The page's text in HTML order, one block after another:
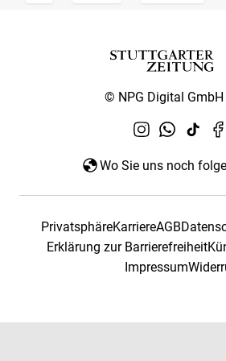
© NPG Digital
Wo Sie uns noch
PrivatsphäreKarriereAGB
Erklärung zur Barrierefreiheit
Impressum